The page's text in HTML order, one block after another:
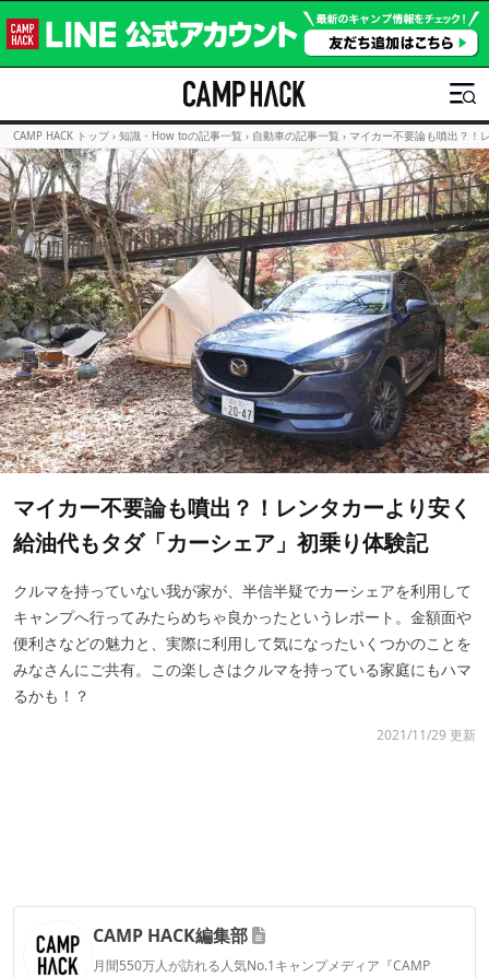
CAMP HACK トップ › 知識・How toの記事一覧 › 自動車の記事一覧 › マイカー不要論も噴出？！
マイカー不要論も噴出？！レンタカーより安く
給油代もタダ「カーシェア」初乗り体験記
クルマを持っていない我が家が、半信半疑でカーシェアを利用して
キャンプへ行ってみたらめちゃ良かったというレポート。金額面や
便利さなどの魅力と、実際に利用して気になったいくつかのことを
みなさんにご共有。この楽しさはクルマを持っている家庭にもハマ
るかも！？
2021/11/29 更新
CAMP HACK編集部
月間550万人が訪れる人気No.1キャンプメディア『CAMP